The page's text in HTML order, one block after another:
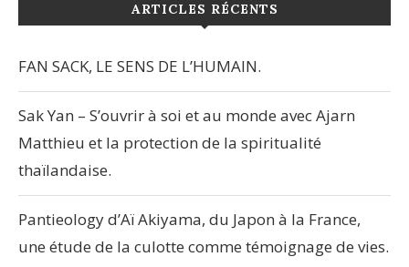
ARTICLES RÉCENTS
FAN SACK, LE SENS DE L’HUMAIN.
Sak Yan – S’ouvrir à soi et au monde avec Ajarn
Matthieu et la protection de la spiritualité
thaïlandaise.
Pantieology d’Aï Akiyama, du Japon à la France,
une étude de la culotte comme témoignage de vies.